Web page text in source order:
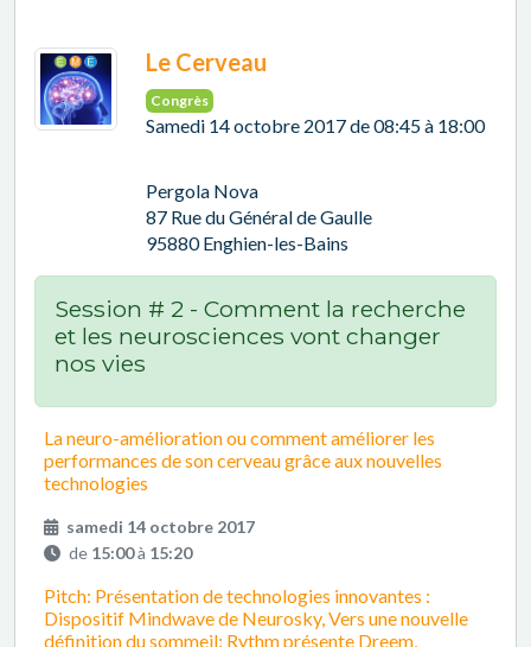
Le Cerveau
Congrès
Samedi 14 octobre 2017 de 08:45 à 18:00
Pergola Nova
87 Rue du Général de Gaulle
95880 Enghien-les-Bains
Session # 2 - Comment la recherche
et les neurosciences vont changer
nos vies
La neuro-amélioration ou comment améliorer les
performances de son cerveau grâce aux nouvelles
technologies
samedi 14 octobre 2017
de 15:00à 15:20
Pitch: Présentation de technologies innovantes :
Dispositif Mindwave de Neurosky, Vers une nouvelle
définition du sommeil: Rythm présente Dreem,